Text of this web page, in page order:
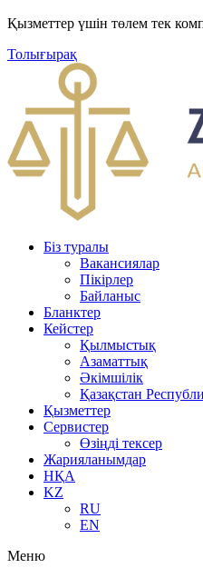
Қызметтер үшін төлем тек
Толығырақ
Біз туралы
Вакансиялар
Пікірлер
Байланыс
Бланктер
Кейстер
Қылмыстық
Азаматтық
Әкімшілік
Қазақстан
Қызметтер
Сервистер
Өзіңді тексер
Жарияланымдар
НҚА
KZ
RU
EN
Меню